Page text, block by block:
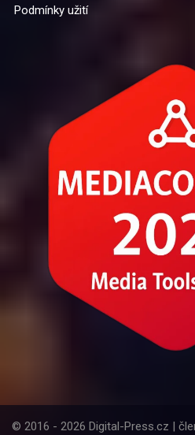
Podmínky užití
© 2016 - 2026 Digital-Press.cz |